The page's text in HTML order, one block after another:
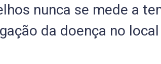
nunca se mede a
da doença no